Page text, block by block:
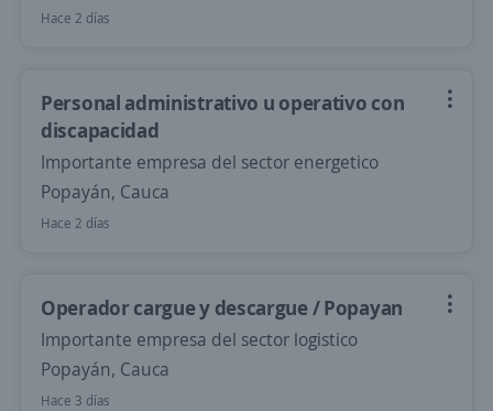
Hace 2 días
Personal administrativo u operativo con
discapacidad
Importante empresa del sector energetico
Popayán, Cauca
Hace 2 días
Operador cargue y descargue / Popayan
Importante empresa del sector logistico
Popayán, Cauca
Hace 3 días